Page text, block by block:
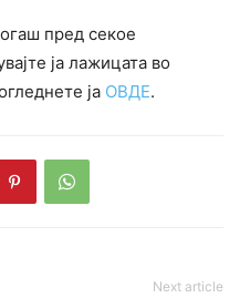
пред секое
ја лажицата во
ја ОВДЕ.
Next article